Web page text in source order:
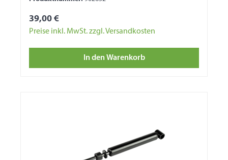
39,00 €
Preise inkl. MwSt. zzgl. Versandkosten
In den Warenkorb